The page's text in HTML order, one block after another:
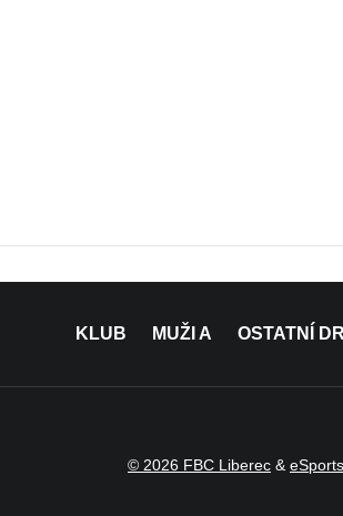
KLUB MUŽI A OSTATNÍ
© 2026 FBC Liberec &